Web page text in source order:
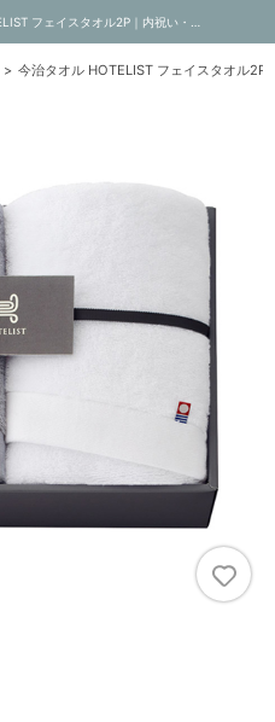
今治タオル HOTELIST フェイスタオル2P